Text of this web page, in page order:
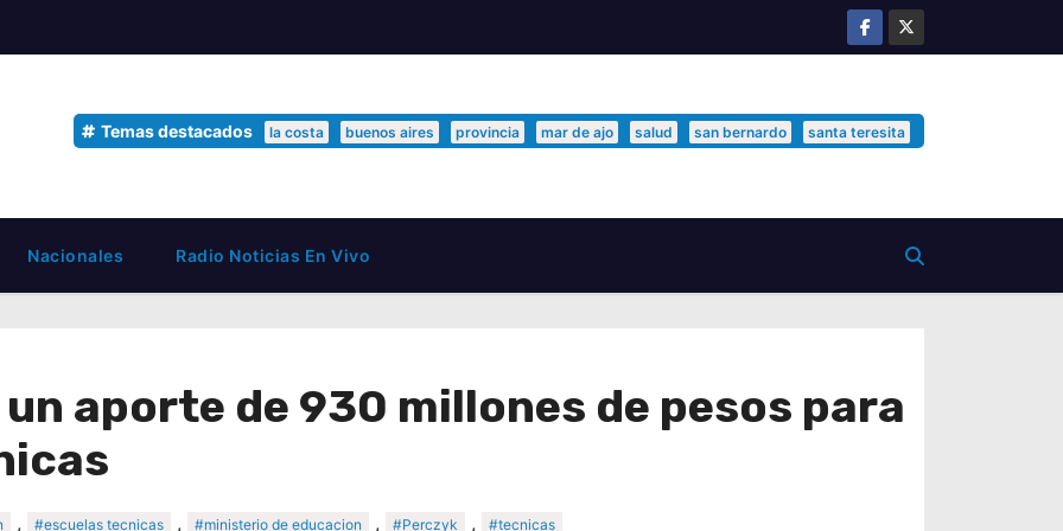
Temas destacados la costa buenos aires provincia mar de ajo salud san bernardo santa teresita
Nacionales Radio Noticias En Vivo
aporte de 930 millones de pesos para
, #escuelas tecnicas , #ministerio de educacion , #Perczyk , #tecnicas